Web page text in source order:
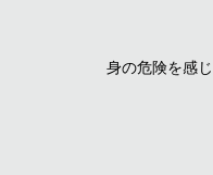
身の危険を感